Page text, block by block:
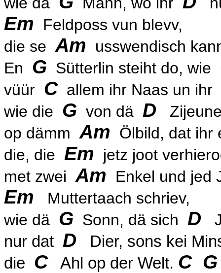
Em Feldposs vun blevv,
die se Am usswendisch
En G Sütterlin steiht do, wie
vüür Callem ihr Naas un ihr
wie die G von dä D
op dämm Am Ölbild, dat
die, die Em jetz joot
met zwei Am Enkel und jed
Em Muttertaach schriev,
wie dä G Sonn, dä sich D
nur dat D Dier, sons kei
die CAhl op der Welt. C